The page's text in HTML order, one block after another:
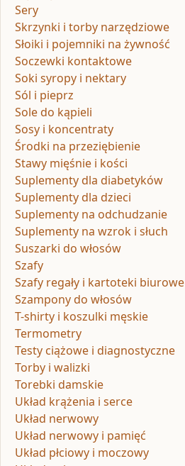
Sery
Skrzynki i torby narzędziowe
Słoiki i pojemniki na żywność
Soczewki kontaktowe
Soki syropy i nektary
Sól i pieprz
Sole do kąpieli
Sosy i koncentraty
Środki na przeziębienie
Stawy mięśnie i kości
Suplementy dla diabetyków
Suplementy dla dzieci
Suplementy na odchudzanie
Suplementy na wzrok i słuch
Suszarki do włosów
Szafy
Szafy regały i kartoteki biurowe
Szampony do włosów
T-shirty i koszulki męskie
Termometry
Testy ciążowe i diagnostyczne
Torby i walizki
Torebki damskie
Układ krążenia i serce
Układ nerwowy
Układ nerwowy i pamięć
Układ płciowy i moczowy